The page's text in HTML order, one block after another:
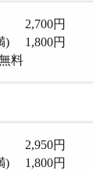
2,700円
) 1,800円
2,950円
) 1,800円